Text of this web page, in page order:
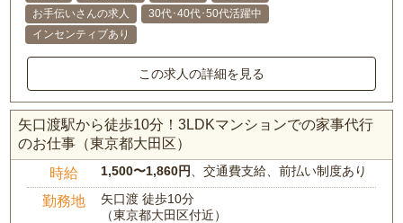
お手伝いさんの求人
30代･40代･50代活躍中
インセンティブあり
この求人の詳細を見る
矢口渡駅から徒歩10分！3LDKマンションでの家事代行
のお仕事（東京都大田区）
時給 1,500〜1,860円 、交通費支給、前払い制度あり
勤務地
矢口渡 徒歩10分
（東京都大田区付近）